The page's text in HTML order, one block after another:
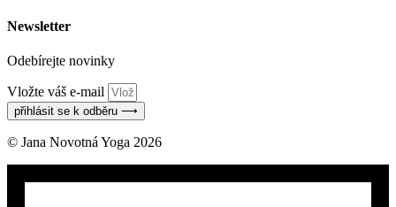
Newsletter
Odebírejte novinky
Vložte váš e-mail
přihlásit se k odběru ⟶
© Jana Novotná Yoga 2026